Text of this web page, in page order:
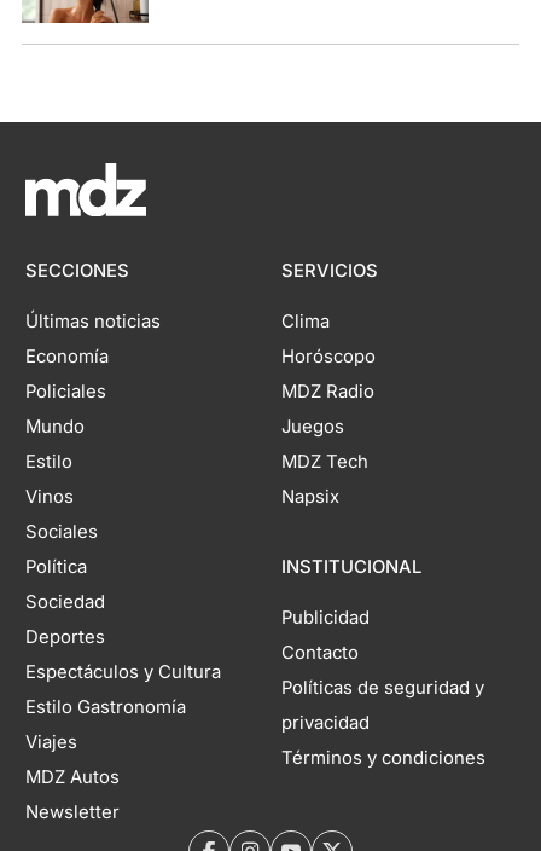
SECCIONES
Últimas noticias
Economía
Policiales
Mundo
Estilo
Vinos
Sociales
Política
Sociedad
Deportes
Espectáculos y Cultura
Estilo Gastronomía
Viajes
MDZ Autos
Newsletter
SERVICIOS
Clima
Horóscopo
MDZ Radio
Juegos
MDZ Tech
Napsix
INSTITUCIONAL
Publicidad
Contacto
Políticas de seguridad y
privacidad
Términos y condiciones